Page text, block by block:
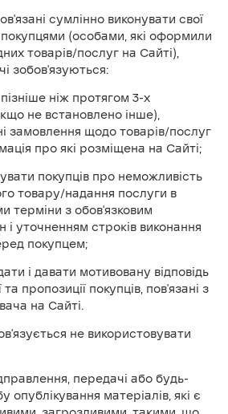
сумлінно виконувати свої
(особами, які оформили
товарів/послуг на Сайті),
зобов'язуються:
ніж протягом 3-х
не встановлено інше),
замовлення щодо товарів/послуг
про які розміщена на Сайті;
покупців про неможливість
товару/надання послуги в
терміни з обов'язковим
уточненням строків виконання
покупцем;
і давати мотивовану відповідь
пропозиції покупців, пов'язані з
на Сайті.
не використовувати
передачі або будь-
опублікування матеріалів, які є